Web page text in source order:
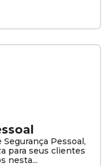
Pessoal,
para seus clientes
nesta...